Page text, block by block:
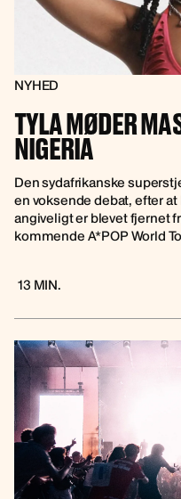
NYHED
TYLA MØDER
NIGERIA
Den sydafrikanske
en voksende debat, efter
angiveligt er blevet fjernet
kommende A*POP World
13 MIN.